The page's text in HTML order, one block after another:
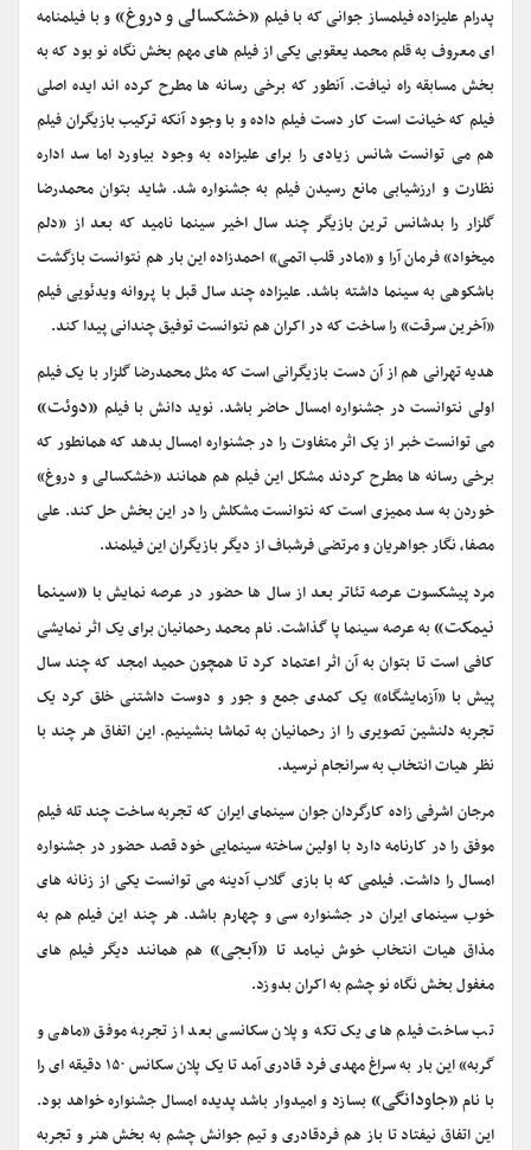
پدرام علیزاده فیلمساز جوانی که با فیلم «خشکسالی و دروغ»و با فیلمنامه
ای معروف به قلم محمد یعقوبی یکی از فیلم های مهم بخش نگاه نو بود که به
بخش مسابقه راه نیافت. آنطور که برخی رسانه ها مطرح کرده اند ایده اصلی
فیلم که خیانت است کار دست فیلم داده و با وجود آنکه ترکیب بازیگران فیلم
هم می توانست شانس زیادی را برای علیزاده به وجود بیاورد اما سد اداره
نظارت و ارزشیابی مانع رسیدن فیلم به جشنواره شد. شاید بتوان محمدرضا
گلزار را بدشانس ترین بازیگر چند سال اخیر سینما نامید که بعد از «دلم
میخواد» فرمان آرا و «مادر قلب اتمی» احمدزاده این بار هم نتوانست بازگشت
باشکوهی به سینما داشته باشد. علیزاده چند سال قبل با پروانه ویدئویی فیلم
«آخرین سرقت» را ساخت که در اکران هم نتوانست توفیق چندانی پیدا کند.
هدیه تهرانی هم از آن دست بازیگرانی است که مثل محمدرضا گلزار با یک فیلم
اولی نتوانست در جشنواره امسال حاضر باشد. نوید دانش با فیلم «دوئت»
می توانست خبر از یک اثر متفاوت را در جشنواره امسال بدهد که همانطور که
برخی رسانه ها مطرح کردند مشکل این فیلم هم همانند «خشکسالی و دروغ»
خوردن به سد ممیزی است که نتوانست مشکلش را در این بخش حل کند. علی
مصفا، نگار جواهریان و مرتضی فرشباف از دیگر بازیگران این فیلمند.
مرد پیشکسوت عرصه تئاتر بعد از سال ها حضور در عرصه نمایش با «سینما
نیمکت»به عرصه سینما پا گذاشت. نام محمد رحمانیان برای یک اثر نمایشی
کافی است تا بتوان به آن اثر اعتماد کرد تا همچون حمید امجد که چند سال
پیش با «آزمایشگاه» یک کمدی جمع و جور و دوست داشتنی خلق کرد یک
تجربه دلنشین تصویری را از رحمانیان به تماشا بنشینیم. این اتفاق هر چند با
نظر هیات انتخاب به سرانجام نرسید.
مرجان اشرفی زاده کارگردان جوان سینمای ایران که تجربه ساخت چند تله فیلم
موفق را در کارنامه دارد با اولین ساخته سینمایی خود قصد حضور در جشنواره
امسال را داشت. فیلمی که با بازی گلاب آدینه می توانست یکی از زنانه های
خوب سینمای ایران در جشنواره سی و چهارم باشد. هر چند این فیلم هم به
مذاق هیات انتخاب خوش نیامد تا «آبجی»هم همانند دیگر فیلم های
مغفول بخش نگاه نو چشم به اکران بدوزد.
تب ساخت فیلم های یک تکه و پلان سکانسی بعد از تجربه موفق «ماهی و
گربه» این بار به سراغ مهدی فرد قادری آمد تا یک پلان سکانس ۱۵۰ دقیقه ای را
با نام«جاودانگی»بسازد و امیدوار باشد پدیده امسال جشنواره خواهد بود.
این اتفاق نیفتاد تا باز هم فردقادری و تیم جوانش چشم به بخش هنر و تجربه